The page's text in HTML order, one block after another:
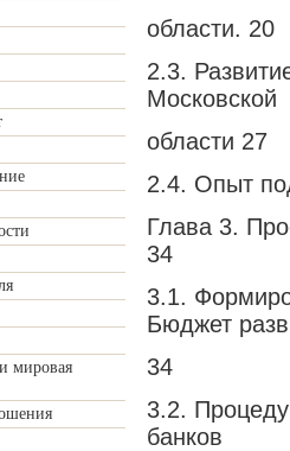
мировая
области. 20
2.3.
Московской
области 27
2.4. Опыт
Глава 3.
34
3.1.
Бюджет
34
3.2.
банков